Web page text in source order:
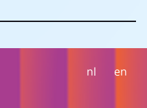
nl en